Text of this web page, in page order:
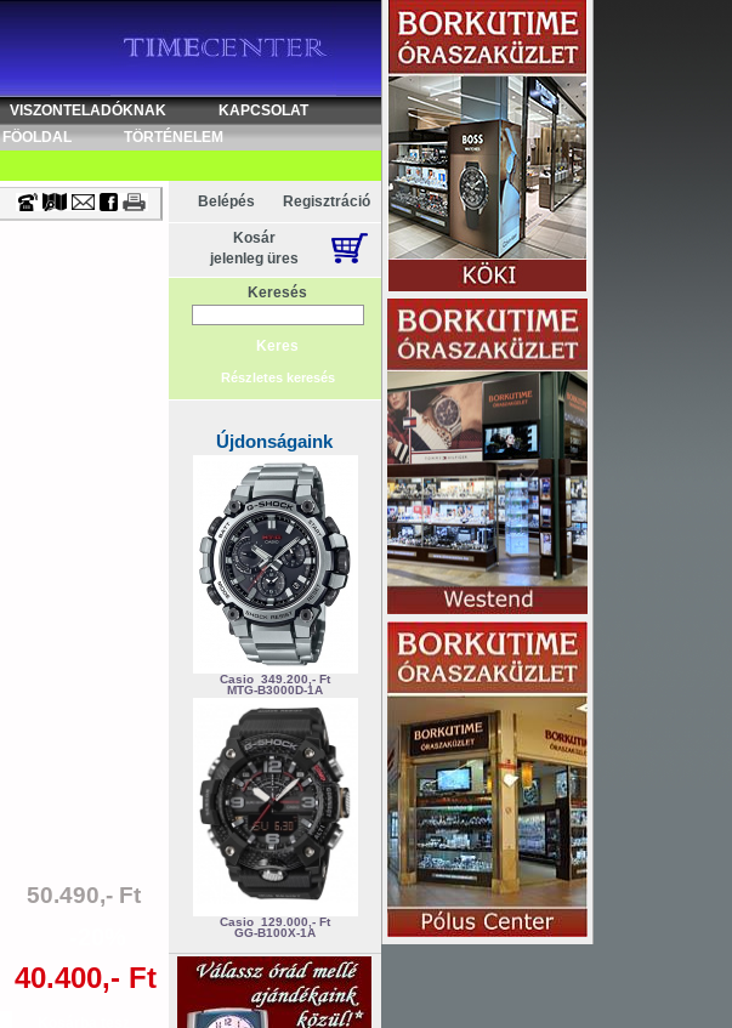
Timecenter
VISZONTELADÓKNAK
KAPCSOLAT
FÖOLDAL TÖRTÉNELEM
50.490,- Ft
40.400,- Ft
Belépés Regisztráció
Kosár
jelenleg üres
Keresés
Részletes keresés
Újdonságaink
Casio 349.200,- Ft
MTG-B3000D-1A
Casio 129.000,- Ft
GG-B100X-1A